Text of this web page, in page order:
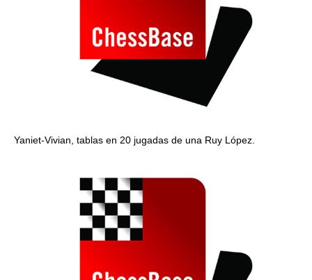
Yaniet-Vivian, tablas en 20 jugadas de una Ruy López.